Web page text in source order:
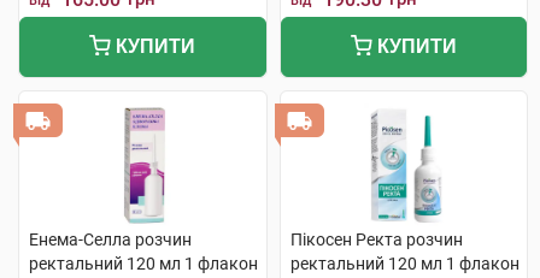
КУПИТИ КУПИТИ
Енема-Селла розчин
ректальний 120 мл 1 флакон
Пікосен Ректа розчин
ректальний 120 мл 1 флакон